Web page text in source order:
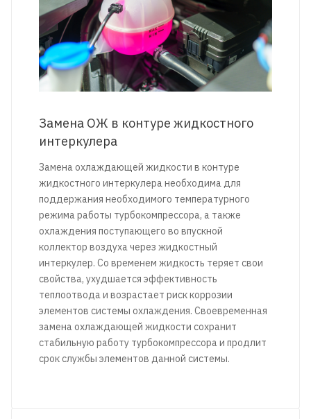
Замена ОЖ в контуре жидкостного
интеркулера
Замена охлаждающей жидкости в контуре
жидкостного интеркулера необходима для
поддержания необходимого температурного
режима работы турбокомпрессора, а также
охлаждения поступающего во впускной
коллектор воздуха через жидкостный
интеркулер. Со временем жидкость теряет свои
свойства, ухудшается эффективность
теплоотвода и возрастает риск коррозии
элементов системы охлаждения. Своевременная
замена охлаждающей жидкости сохранит
стабильную работу турбокомпрессора и продлит
срок службы элементов данной системы.